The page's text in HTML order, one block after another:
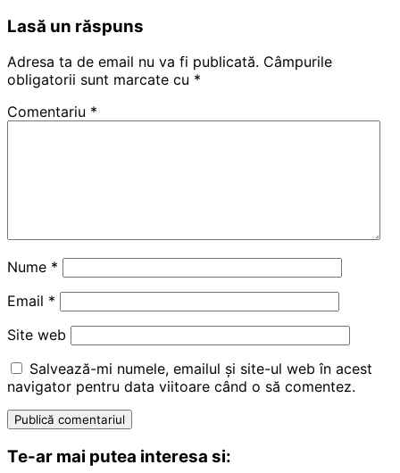
Lasă un răspuns
Adresa ta de email nu va fi publicată. Câmpurile
obligatorii sunt marcate cu *
Comentariu *
Nume *
Email *
Site web
Salvează-mi numele, emailul și site-ul web în acest
navigator pentru data viitoare când o să comentez.
Te-ar mai putea interesa si: